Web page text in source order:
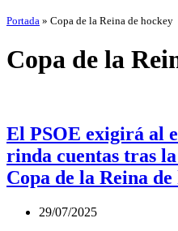
Portada » Copa de la Reina de hockey
Copa de la
El PSOE exigirá al
rinda cuentas tras
Copa de la Reina de
29/07/2025